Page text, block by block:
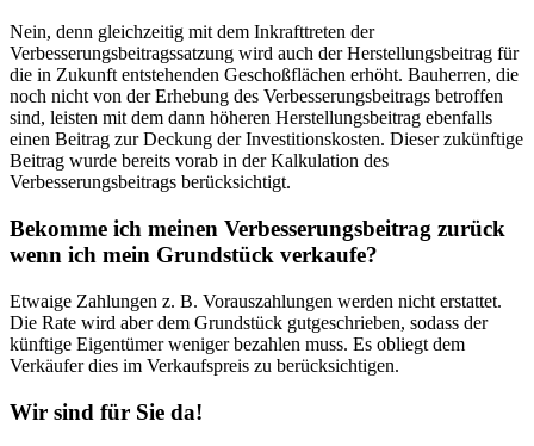
Nein, denn gleichzeitig mit dem Inkrafttreten der
Verbesserungsbeitragssatzung wird auch der Herstellungsbeitrag für
die in Zukunft entstehenden Geschoßflächen erhöht. Bauherren, die
noch nicht von der Erhebung des Verbesserungsbeitrags betroffen
sind, leisten mit dem dann höheren Herstellungsbeitrag ebenfalls
einen Beitrag zur Deckung der Investitionskosten. Dieser zukünftige
Beitrag wurde bereits vorab in der Kalkulation des
Verbesserungsbeitrags berücksichtigt.
Bekomme ich meinen Verbesserungsbeitrag zurück
wenn ich mein Grundstück verkaufe?
Etwaige Zahlungen z. B. Vorauszahlungen werden nicht erstattet.
Die Rate wird aber dem Grundstück gutgeschrieben, sodass der
künftige Eigentümer weniger bezahlen muss. Es obliegt dem
Verkäufer dies im Verkaufspreis zu berücksichtigen.
Wir sind für Sie da!